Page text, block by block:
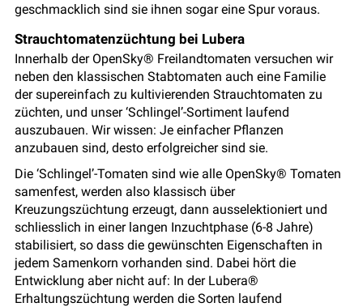
geschmacklich sind sie ihnen sogar eine Spur voraus.
Strauchtomatenzüchtung bei Lubera
Innerhalb der OpenSky® Freilandtomaten versuchen wir
neben den klassischen Stabtomaten auch eine Familie
der supereinfach zu kultivierenden Strauchtomaten zu
züchten, und unser ‘Schlingel’-Sortiment laufend
auszubauen. Wir wissen: Je einfacher Pflanzen
anzubauen sind, desto erfolgreicher sind sie.
Die ‘Schlingel’-Tomaten sind wie alle OpenSky® Tomaten
samenfest, werden also klassisch über
Kreuzungszüchtung erzeugt, dann ausselektioniert und
schliesslich in einer langen Inzuchtphase (6-8 Jahre)
stabilisiert, so dass die gewünschten Eigenschaften in
jedem Samenkorn vorhanden sind. Dabei hört die
Entwicklung aber nicht auf: In der Lubera®
Erhaltungszüchtung werden die Sorten laufend